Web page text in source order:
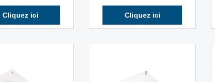
Cliquez ici Cliquez ici